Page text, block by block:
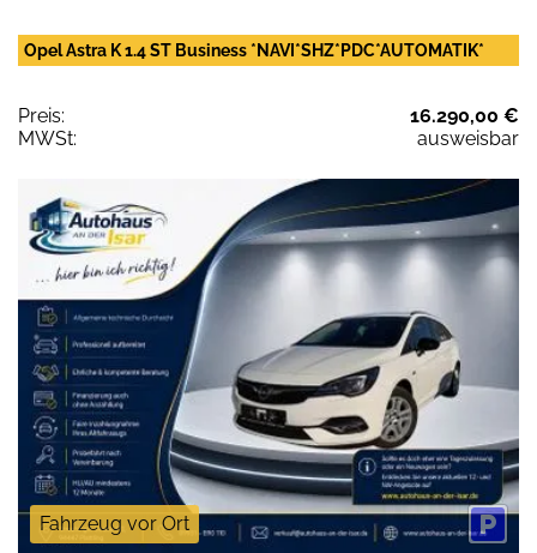
Opel Astra K 1.4 ST Business *NAVI*SHZ*PDC*AUTOMATIK*
Preis:
16.290,00 €
MWSt:
ausweisbar
Fahrzeug vor Ort